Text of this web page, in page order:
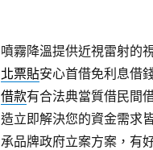
噴霧降溫提供近視雷射的
北票貼安心首借免利息借
借款有合法典當質借民間
造立即解決您的資金需求
承品牌政府立案方案，有